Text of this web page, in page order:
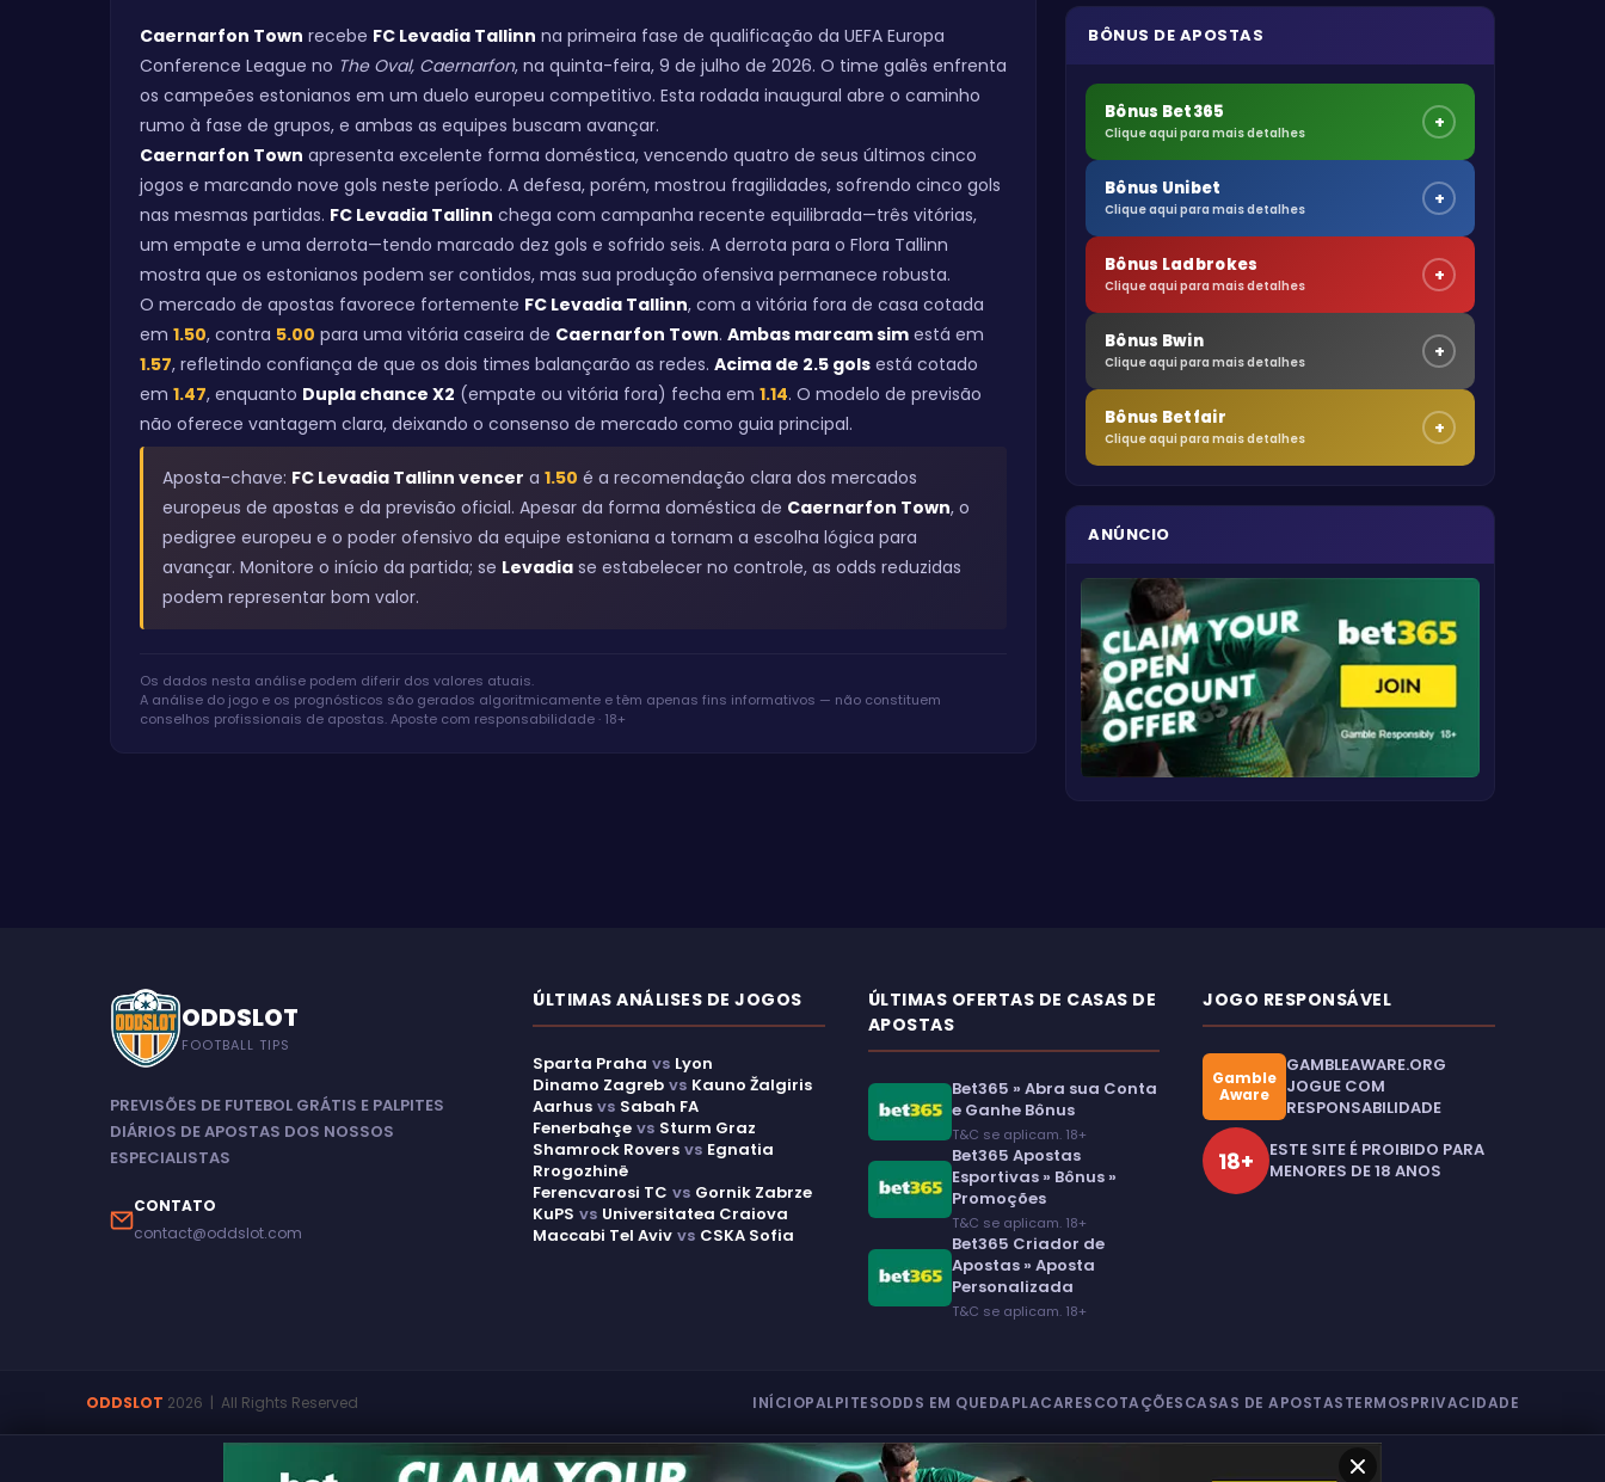
Caernarfon Town recebe FC Levadia Tallinn na primeira fase de qualificação da UEFA Europa
Conference League no The Oval, Caernarfon, na quinta-feira, 9 de julho de 2026. O time galês enfrenta
os campeões estonianos em um duelo europeu competitivo. Esta rodada inaugural abre o caminho
rumo à fase de grupos, e ambas as equipes buscam avançar.
Caernarfon Town apresenta excelente forma doméstica, vencendo quatro de seus últimos cinco
jogos e marcando nove gols neste período. A defesa, porém, mostrou fragilidades, sofrendo cinco gols
nas mesmas partidas. FC Levadia Tallinn chega com campanha recente equilibrada—três vitórias,
um empate e uma derrota—tendo marcado dez gols e sofrido seis. A derrota para o Flora Tallinn
mostra que os estonianos podem ser contidos, mas sua produção ofensiva permanece robusta.
O mercado de apostas favorece fortemente FC Levadia Tallinn, com a vitória fora de casa cotada
em 1.50, contra 5.00 para uma vitória caseira de Caernarfon Town. Ambas marcam sim está em
1.57, refletindo confiança de que os dois times balançarão as redes. Acima de 2.5 gols está cotado
em 1.47, enquanto Dupla chance X2 (empate ou vitória fora) fecha em 1.14. O modelo de previsão
não oferece vantagem clara, deixando o consenso de mercado como guia principal.
Aposta-chave: FC Levadia Tallinn vencer a 1.50 é a recomendação clara dos mercados
europeus de apostas e da previsão oficial. Apesar da forma doméstica de Caernarfon Town, o
pedigree europeu e o poder ofensivo da equipe estoniana a tornam a escolha lógica para
avançar. Monitore o início da partida; se Levadia se estabelecer no controle, as odds reduzidas
podem representar bom valor.
Os dados nesta análise podem diferir dos valores atuais.
A análise do jogo e os prognósticos são gerados algoritmicamente e têm apenas fins informativos — não constituem
conselhos profissionais de apostas. Aposte com responsabilidade · 18+
BÔNUS DE APOSTAS
Bônus Bet365
Clique aqui para mais detalhes +
Bônus Unibet
Clique aqui para mais detalhes +
Bônus Ladbrokes
Clique aqui para mais detalhes +
Bônus Bwin
Clique aqui para mais detalhes +
Bônus Betfair
Clique aqui para mais detalhes +
ANÚNCIO
ODDSLOT
FOOTBALL TIPS
PREVISÕES DE FUTEBOL GRÁTIS E PALPITES
DIÁRIOS DE APOSTAS DOS NOSSOS
ESPECIALISTAS
CONTATO
contact@oddslot.com
ÚLTIMAS ANÁLISES DE JOGOS
Sparta Praha vs Lyon
Dinamo Zagreb vs Kauno Žalgiris
Aarhus vs Sabah FA
Fenerbahçe vs Sturm Graz
Shamrock Rovers vs Egnatia
Rrogozhinë
Ferencvarosi TC vs Gornik Zabrze
KuPS vs Universitatea Craiova
Maccabi Tel Aviv vs CSKA Sofia
ÚLTIMAS OFERTAS DE CASAS DE
APOSTAS
Bet365 » Abra sua Conta
e Ganhe Bônus
T&C se aplicam. 18+
Bet365 Apostas
Esportivas » Bônus »
Promoções
T&C se aplicam. 18+
Bet365 Criador de
Apostas » Aposta
Personalizada
T&C se aplicam. 18+
JOGO RESPONSÁVEL
Gamble
Aware
GAMBLEAWARE.ORG
JOGUE COM
RESPONSABILIDADE
18+
ESTE SITE É PROIBIDO PARA
MENORES DE 18 ANOS
ODDSLOT 2026 | All Rights Reserved INÍCIOPALPITESODDS EM QUEDAPLACARESCOTAÇÕESCASAS DE APOSTASTERMOSPRIVACIDADE